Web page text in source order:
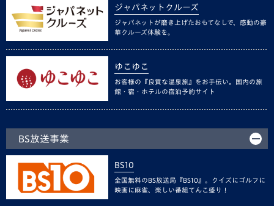
ジャパネットクルーズ
ジャパネットが磨き上げたおもてなしで、感動の豪
華クルーズ体験を。
ゆこゆこ
お客様の『良質な温泉旅』をお手伝い。国内の旅
館・宿・ホテルの宿泊予約サイト
BS放送事業
BS10
全国無料のBS放送局『BS10』。クイズにゴルフに
映画に麻雀、楽しい番組てんこ盛り！